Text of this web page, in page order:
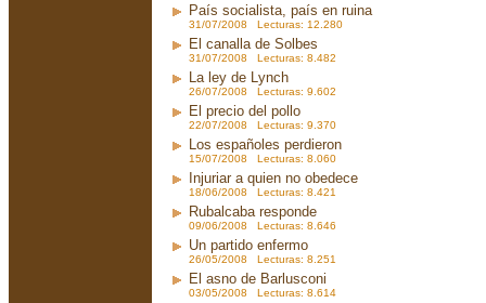
País socialista, país en ruina
31/07/2008 Lecturas: 12.280
El canalla de Solbes
31/07/2008 Lecturas: 8.482
La ley de Lynch
26/07/2008 Lecturas: 9.602
El precio del pollo
22/07/2008 Lecturas: 9.370
Los españoles perdieron
15/07/2008 Lecturas: 8.060
Injuriar a quien no obedece
18/06/2008 Lecturas: 8.421
Rubalcaba responde
09/06/2008 Lecturas: 8.646
Un partido enfermo
26/05/2008 Lecturas: 8.251
El asno de Barlusconi
03/05/2008 Lecturas: 8.614